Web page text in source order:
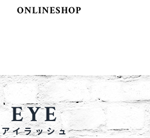
ONLINESHOP
EYE
アイラッシュ